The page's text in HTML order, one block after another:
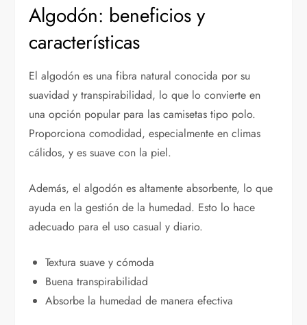
Algodón: beneficios y
características
El algodón es una fibra natural conocida por su
suavidad y transpirabilidad, lo que lo convierte en
una opción popular para las camisetas tipo polo.
Proporciona comodidad, especialmente en climas
cálidos, y es suave con la piel.
Además, el algodón es altamente absorbente, lo que
ayuda en la gestión de la humedad. Esto lo hace
adecuado para el uso casual y diario.
Textura suave y cómoda
Buena transpirabilidad
Absorbe la humedad de manera efectiva